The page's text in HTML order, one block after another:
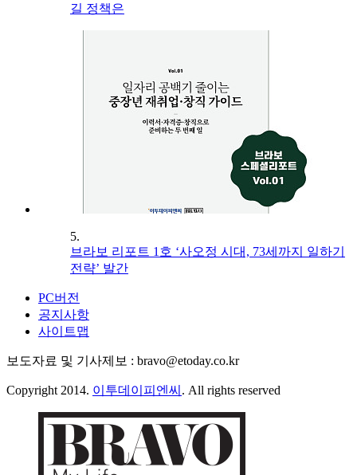
길 정책은
5.
브라보 리포트 1호 ‘사오정 시대, 73세까지 일하기
전략’ 발간
PC버전
공지사항
사이트맵
보도자료 및 기사제보 : bravo@etoday.co.kr
Copyright 2014. 이투데이피엔씨 . All rights reserved